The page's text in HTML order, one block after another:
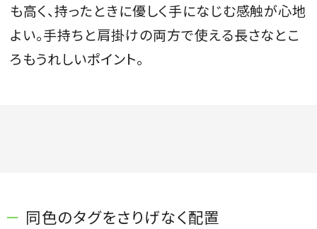
も高く、持ったときに優しく手になじむ感触が心地
よい。手持ちと肩掛けの両方で使える長さなとこ
ろもうれしいポイント。
同色のタグをさりげなく配置